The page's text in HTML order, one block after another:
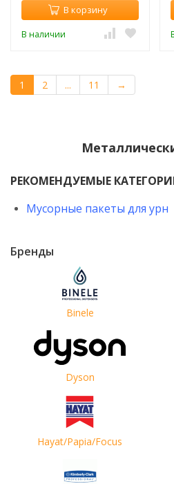
В корзину
В наличии
1 2 ... 11 →
РЕКОМЕНДУЕМЫЕ
Мусорные пакеты для урн
Бренды
Binele
Dyson
Hayat/Papia/Focus